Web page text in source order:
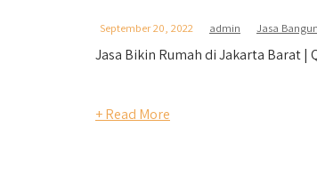
September 20, 2022 admin Jasa
Jasa Bikin Rumah di Jakarta Barat |
+ Read More